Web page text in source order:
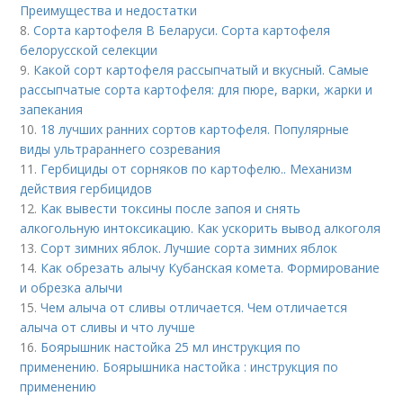
Преимущества и недостатки
8.Сорта картофеля В Беларуси. Сорта картофеля
белорусской селекции
9. Какой сорт картофеля рассыпчатый и вкусный. Самые
рассыпчатые сорта картофеля: для пюре, варки, жарки и
запекания
10. 18 лучших ранних сортов картофеля. Популярные
виды ультрараннего созревания
11. Гербициды от сорняков по картофелю.. Механизм
действия гербицидов
12. Как вывести токсины после запоя и снять
алкогольную интоксикацию. Как ускорить вывод алкоголя
13.Сорт зимних яблок. Лучшие сорта зимних яблок
14. Как обрезать алычу Кубанская комета. Формирование
и обрезка алычи
15.Чем алыча от сливы отличается. Чем отличается
алыча от сливы и что лучше
16. Боярышник настойка 25 мл инструкция по
применению. Боярышника настойка : инструкция по
применению